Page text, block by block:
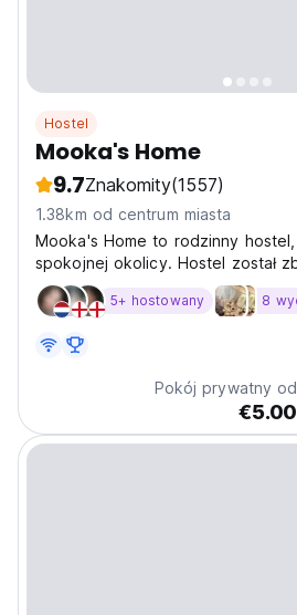
Hostel
Mooka's Home
9.7Znakomity(1557)
1.38km od centrum miasta
Mooka's Home to rodzinny
spokojnej okolicy. Hostel został
chęci do zapewnienia gościom
miejsca do pobytu.
5+ hostowany 8
Pokój prywatny od
€5.00